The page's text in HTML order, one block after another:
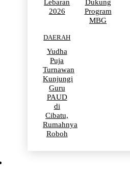
Lebaran
2026
Dukung
Program
MBG
DAERAH
Yudha
Puja
Turnawan
Kunjungi
Guru
PAUD
di
Cibatu,
Rumahnya
Roboh